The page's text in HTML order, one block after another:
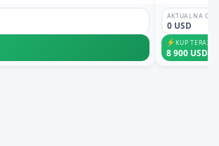
AKTUALNA
0 USD
⚡KUP TERAZ
8 900 USD